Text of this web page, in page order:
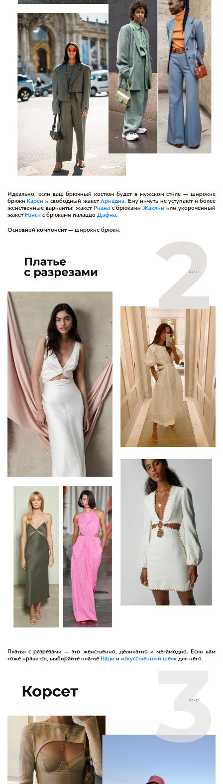
Идеально, если ваш брючный костюм будет в мужском стиле — широкие
брюкиКарен и свободный жакетАриадна. Ему ничуть не уступают и более
женственные варианты: жакет РианасбрюкамиЖаклин или укороченный
жакетНэнси с брюками палаццо Дафна.
Основной компонент — широкие брюки.
Платья с разрезами — это женственно, деликатно и мегамодно. Если вам
тоже нравится, выбирайте платье Нади и искусственный шелк для него.